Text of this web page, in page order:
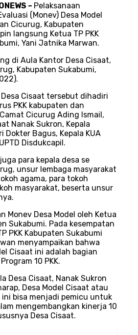
– Pelaksanaan
(Monev) Desa Model
Cicurug, Kabupaten
langsung Ketua TP PKK
Yani Jatnika Marwan.
di Aula Kantor Desa Cisaat,
Kabupaten Sukabumi,
Cisaat tersebut dihadiri
PKK kabupaten dan
Cicurug Ading Ismail,
Nanak Sukron, Kepala
Dokter Bagus, Kepala KUA
Disdukcapil.
para kepala desa se
unsur lembaga masyarakat
agama, para tokoh
masyarakat, beserta unsur
Monev Desa Model oleh Ketua
Sukabumi. Pada kesempatan
PKK Kabupaten Sukabumi
menyampaikan bahwa
Cisaat ini adalah bagian
10 PKK.
Desa Cisaat, Nanak Sukron
Desa Model Cisaat atau
ini bisa menjadi pemicu untuk
mengembangkan kinerja 10
Desa Cisaat.